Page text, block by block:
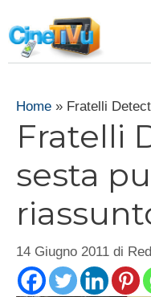
al
contenuto
Home » Fratelli
Fratelli
sesta
14 Giugno 2011 di